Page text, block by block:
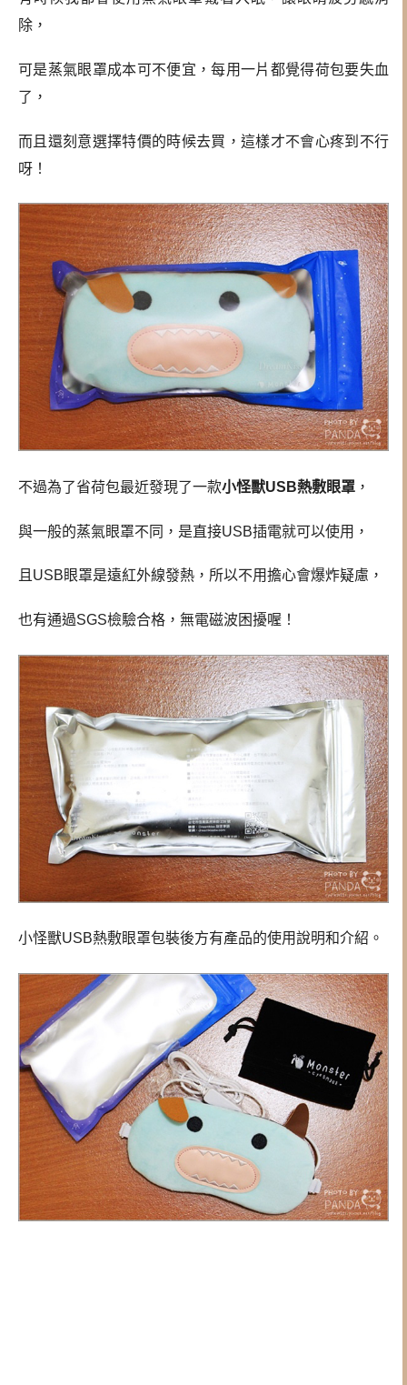
除，
可是蒸氣眼罩成本可不便宜，每用一片都覺得荷包要失血
了，
而且還刻意選擇特價的時候去買，這樣才不會心疼到不行
呀！
不過為了省荷包最近發現了一款小怪獸USB熱敷眼罩 ，
與一般的蒸氣眼罩不同，是直接USB插電就可以使用，
且USB眼罩是遠紅外線發熱，所以不用擔心會爆炸疑慮，
也有通過SGS檢驗合格，無電磁波困擾喔！
小怪獸USB熱敷眼罩包裝後方有產品的使用說明和介紹。